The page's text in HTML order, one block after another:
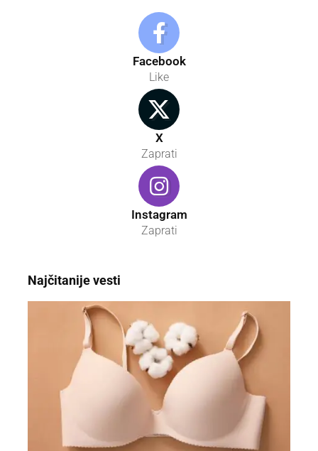
Facebook
Like
X
Zaprati
Instagram
Zaprati
Najčitanije vesti